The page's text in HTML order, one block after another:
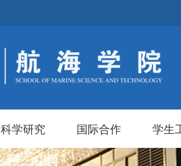
科学研究 国际合作 学生